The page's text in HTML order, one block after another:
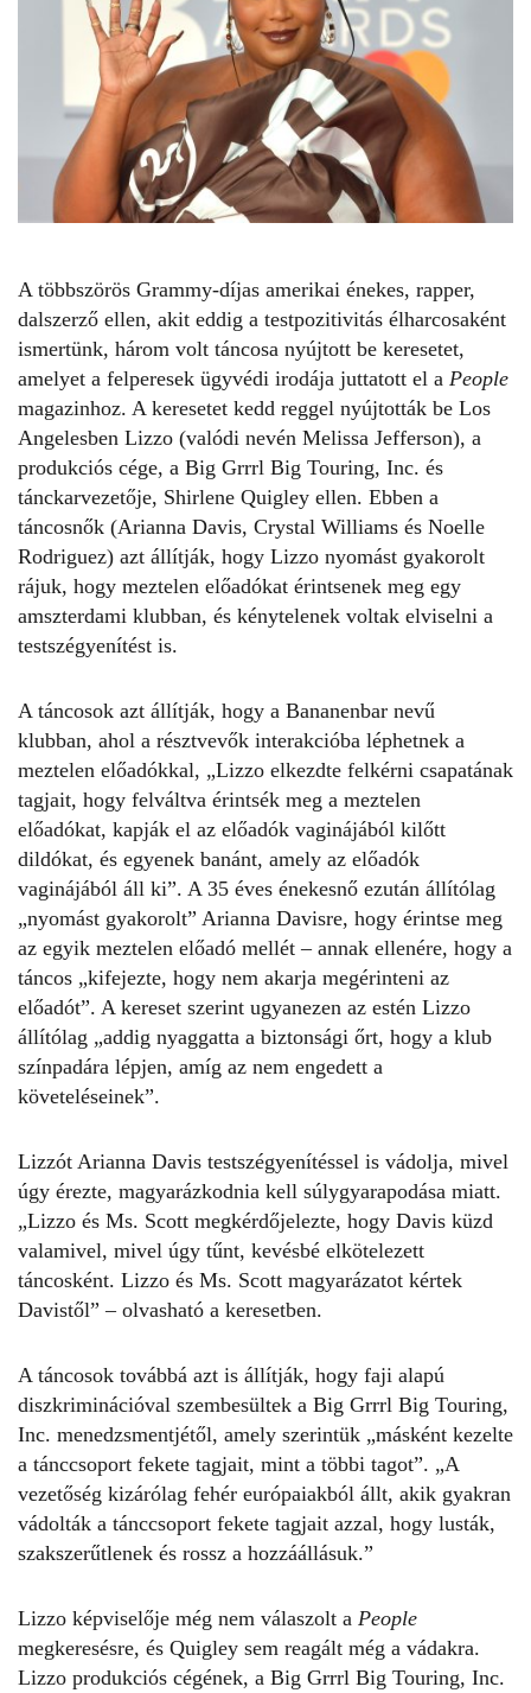
A többszörös Grammy-díjas amerikai énekes, rapper,
dalszerző ellen, akit eddig a testpozitivitás élharcosaként
ismertünk, három volt táncosa nyújtott be keresetet,
amelyet a felperesek ügyvédi irodája juttatott el a People
magazinhoz. A keresetet kedd reggel nyújtották be Los
Angelesben Lizzo (valódi nevén Melissa Jefferson), a
produkciós cége, a Big Grrrl Big Touring, Inc. és
tánckarvezetője, Shirlene Quigley ellen. Ebben a
táncosnők (Arianna Davis, Crystal Williams és Noelle
Rodriguez) azt állítják, hogy Lizzo nyomást gyakorolt
rájuk, hogy meztelen előadókat érintsenek meg egy
amszterdami klubban, és kénytelenek voltak elviselni a
testszégyenítést is.
A táncosok azt állítják, hogy a Bananenbar nevű
klubban, ahol a résztvevők interakcióba léphetnek a
meztelen előadókkal, „Lizzo elkezdte felkérni csapatának
tagjait, hogy felváltva érintsék meg a meztelen
előadókat, kapják el az előadók vaginájából kilőtt
dildókat, és egyenek banánt, amely az előadók
vaginájából áll ki”. A 35 éves énekesnő ezután állítólag
„nyomást gyakorolt” Arianna Davisre, hogy érintse meg
az egyik meztelen előadó mellét – annak ellenére, hogy a
táncos „kifejezte, hogy nem akarja megérinteni az
előadót”. A kereset szerint ugyanezen az estén Lizzo
állítólag „addig nyaggatta a biztonsági őrt, hogy a klub
színpadára lépjen, amíg az nem engedett a
követeléseinek”.
Lizzót Arianna Davis testszégyenítéssel is vádolja, mivel
úgy érezte, magyarázkodnia kell súlygyarapodása miatt.
„Lizzo és Ms. Scott megkérdőjelezte, hogy Davis küzd
valamivel, mivel úgy tűnt, kevésbé elkötelezett
táncosként. Lizzo és Ms. Scott magyarázatot kértek
Davistől” – olvasható a keresetben.
A táncosok továbbá azt is állítják, hogy faji alapú
diszkriminációval szembesültek a Big Grrrl Big Touring,
Inc. menedzsmentjétől, amely szerintük „másként kezelte
a tánccsoport fekete tagjait, mint a többi tagot”. „A
vezetőség kizárólag fehér európaiakból állt, akik gyakran
vádolták a tánccsoport fekete tagjait azzal, hogy lusták,
szakszerűtlenek és rossz a hozzáállásuk.”
Lizzo képviselője még nem válaszolt a People
megkeresésre, és Quigley sem reagált még a vádakra.
Lizzo produkciós cégének, a Big Grrrl Big Touring, Inc.